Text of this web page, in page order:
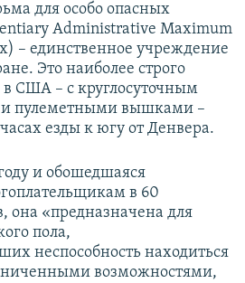
для особо опасных
Administrative Maximum
– единственное учреждение
Это наиболее строго
США – с круглосуточным
пулеметными вышками –
езды к югу от Денвера.
и обошедшаяся
в 60
она «предназначена для
пола,
неспособность находиться
возможностями,